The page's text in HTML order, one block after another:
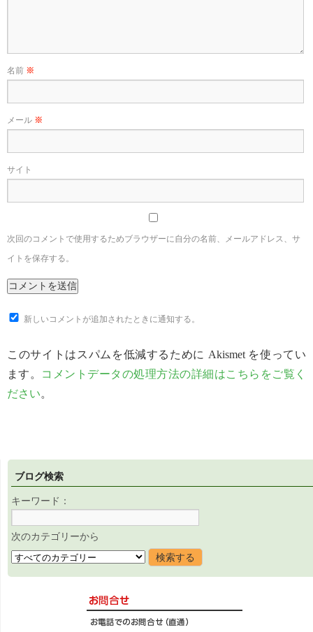
名前 ※
メール ※
サイト
次回のコメントで使用するためブラウザーに自分の名前、メールアドレス、サ
イトを保存する。
新しいコメントが追加されたときに通知する。
このサイトはスパムを低減するために Akismet を使ってい
ます。 コメントデータの処理方法の詳細はこちらをご覧く
ださい。
ブログ検索
キーワード：
次のカテゴリーから